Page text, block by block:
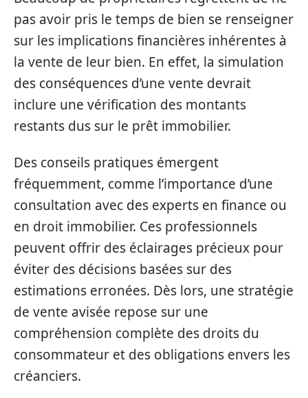
pas avoir pris le temps de bien se renseigner
sur les implications financières inhérentes à
la vente de leur bien. En effet, la simulation
des conséquences d’une vente devrait
inclure une vérification des montants
restants dus sur le prêt immobilier.
Des conseils pratiques émergent
fréquemment, comme l’importance d’une
consultation avec des experts en finance ou
en droit immobilier. Ces professionnels
peuvent offrir des éclairages précieux pour
éviter des décisions basées sur des
estimations erronées. Dès lors, une stratégie
de vente avisée repose sur une
compréhension complète des droits du
consommateur et des obligations envers les
créanciers.